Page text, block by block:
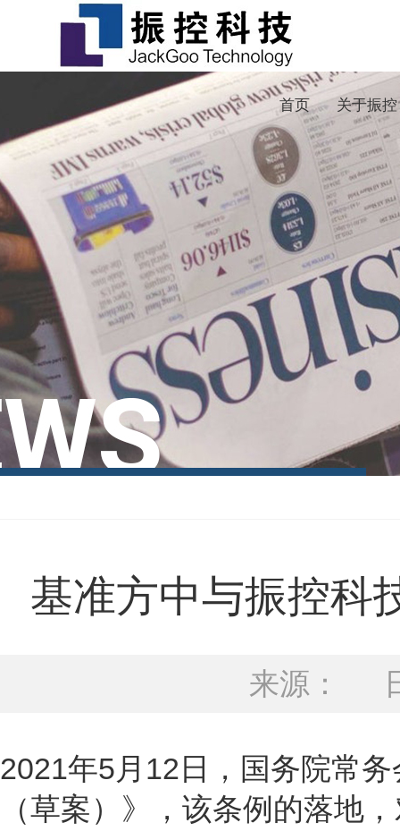
首页 关于振控
基准方中与振控科
来源：
2021年5月12日，国务院常
（草案）》，该条例的落地